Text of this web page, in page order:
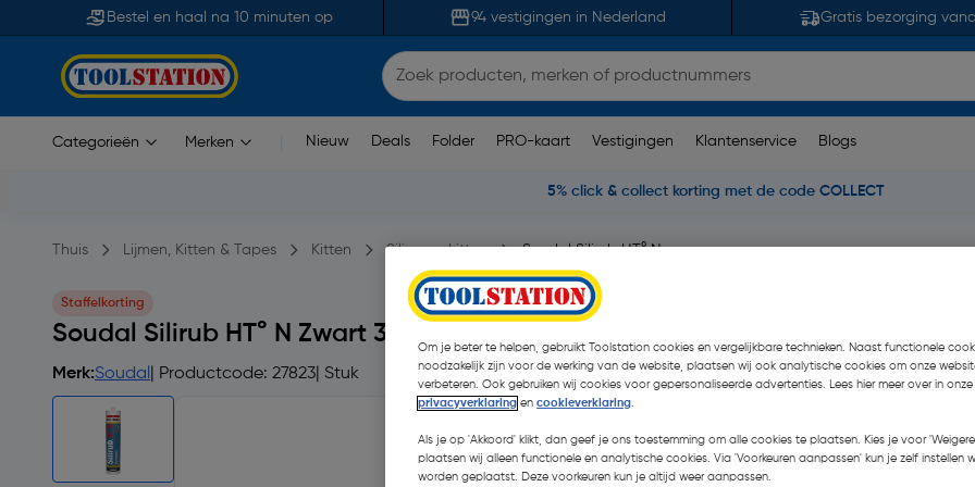
Bestel en haal na 10 minuten op 94 vestigingen in Nederland Gratis bezorging
Categorieën Merken Nieuw Deals Folder PRO-kaart Vestigingen Klantenservice Blogs
5% click & collect korting met de code COLLECT
Thuis Lijmen, Kitten & Tapes Kitten Siliconenkitten Soudal Silirub HT° N
Staffelkorting
Soudal Silirub HT° N Zwart 300ml
Merk:Soudal | Productcode: 27823 | Stuk
Promoties
Om je beter te helpen, gebruikt Toolstation cookies en vergelijkbare technieken. Naast functionele
noodzakelijk zijn voor de werking van de website, plaatsen wij ook analytische cookies om onze
verbeteren. Ook gebruiken wij cookies voor gepersonaliseerde advertenties. Lees hier meer over in onze
privacyverklaring en cookieverklaring.
Als je op 'Akkoord' klikt, dan geef je ons toestemming om alle cookies te plaatsen. Kies je voor
plaatsen wij alleen functionele en analytische cookies. Via 'Voorkeuren aanpassen' kun je zelf instellen
worden geplaatst. Deze voorkeuren kun je altijd weer aanpassen.